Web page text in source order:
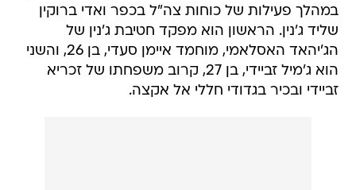
במהלך פעילות של כוחות צה"ל בכפר ואדי ברוקין
שליד ג'נין. הראשון הוא מפקד חטיבת ג'נין של
הג'יהאד האסלאמי, מוחמד איימן סעדי, בן 26, והשני
הוא ג'מיל זביידי, בן 27, קרוב משפחתו של זכריא
זביידי ובכיר בגדודי חללי אל אקצה.